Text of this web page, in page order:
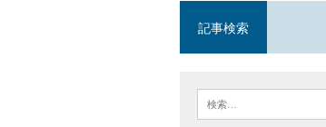
記事検索